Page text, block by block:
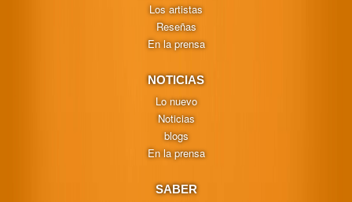
Los artistas
Reseñas
En la prensa
NOTICIAS
Lo nuevo
Noticias
blogs
En la prensa
SABER